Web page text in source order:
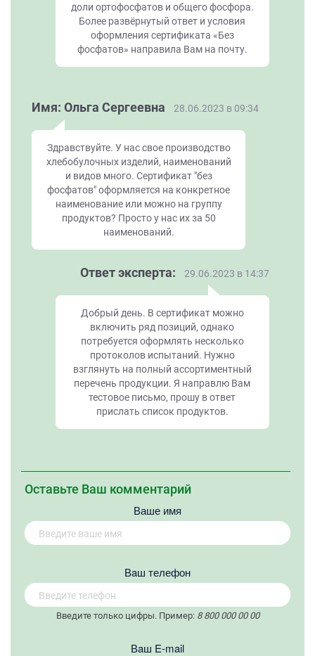
доли ортофосфатов и общего фосфора.
Более развёрнутый ответ и условия
оформления сертификата «Без
фосфатов» направила Вам на почту.
Имя: Ольга Сергеевна 28.06.2023 в 09:34
Здравствуйте. У нас свое производство
хлебобулочных изделий, наименований
и видов много. Сертификат "без
фосфатов" оформляется на конкретное
наименование или можно на группу
продуктов? Просто у нас их за 50
наименований.
Ответ эксперта: 29.06.2023 в 14:37
Добрый день. В сертификат можно
включить ряд позиций, однако
потребуется оформлять несколько
протоколов испытаний. Нужно
взглянуть на полный ассортиментный
перечень продукции. Я направлю Вам
тестовое письмо, прошу в ответ
прислать список продуктов.
Оставьте Ваш комментарий
Ваше имя
Вaш телефон
Введите только цифры. Пример: 8 800 000 00 00
Вaш E-mail